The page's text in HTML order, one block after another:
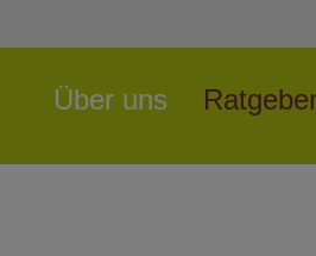
Navigation
überspringen
Über uns